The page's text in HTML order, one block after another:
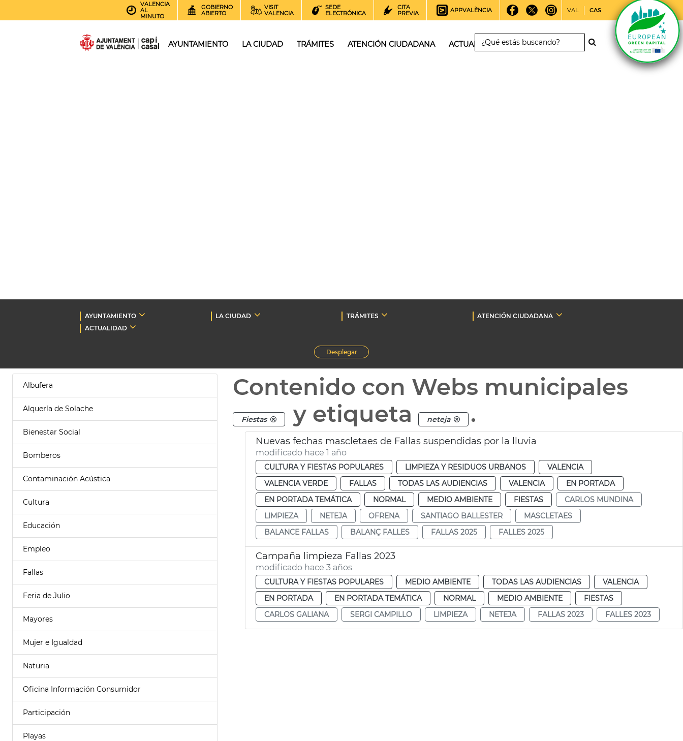
VALENCIA
AL
MINUTO
GOBIERNO
ABIERTO
VISIT
VALENCIA
SEDE
ELECTRÓNICA
CITA
PREVIA
APPVALÈNCIA VAL CAS
AYUNTAMIENTO LA CIUDAD TRÁMITES ATENCIÓN CIUDADANA ACTUALIDAD
AYUNTAMIENTO LA CIUDAD TRÁMITES
ATENCIÓN CIUDADANA
ACTUALIDAD
Desplegar
Albufera
Alquería de Solache
Bienestar Social
Bomberos
Contaminación Acústica
Cultura
Educación
Empleo
Fallas
Feria de Julio
Mayores
Mujer e Igualdad
Naturia
Oficina Información Consumidor
Participación
Playas
Contenido con Webs municipales
Fiestas y etiqueta neteja .
Nuevas fechas mascletaes de Fallas suspendidas por la lluvia
modificado hace 1 año
CULTURA Y FIESTAS POPULARES LIMPIEZA Y RESIDUOS URBANOS
VALENCIA
VALENCIA VERDE
FALLAS TODAS LAS AUDIENCIAS VALENCIA
EN PORTADA
EN PORTADA TEMÁTICA
NORMAL MEDIO AMBIENTE FIESTAS
CARLOS MUNDINA
LIMPIEZA
NETEJA OFRENA SANTIAGO BALLESTER
MASCLETAES
BALANCE FALLAS
BALANÇ FALLES FALLAS 2025 FALLES 2025
Campaña limpieza Fallas 2023
modificado hace 3 años
CULTURA Y FIESTAS POPULARES MEDIO AMBIENTE TODAS LAS AUDIENCIAS
VALENCIA
EN PORTADA
EN PORTADA TEMÁTICA NORMAL MEDIO AMBIENTE
FIESTAS
CARLOS GALIANA
SERGI CAMPILLO LIMPIEZA NETEJA FALLAS 2023 FALLES 2023